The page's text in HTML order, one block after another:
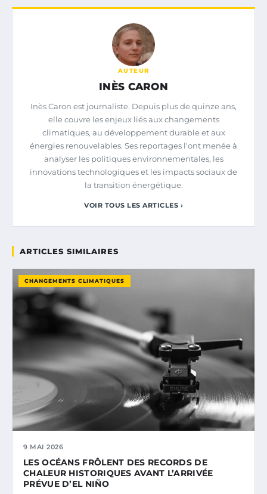
AUTEUR
INÈS CARON
Inès Caron est journaliste. Depuis plus de quinze ans,
elle couvre les enjeux liés aux changements
climatiques, au développement durable et aux
énergies renouvelables. Ses reportages l'ont menée à
analyser les politiques environnementales, les
innovations technologiques et les impacts sociaux de
la transition énergétique.
VOIR TOUS LES ARTICLES ›
ARTICLES SIMILAIRES
CHANGEMENTS CLIMATIQUES
9 MAI 2026
LES OCÉANS FRÔLENT DES RECORDS DE
CHALEUR HISTORIQUES AVANT L’ARRIVÉE
PRÉVUE D’EL NIÑO